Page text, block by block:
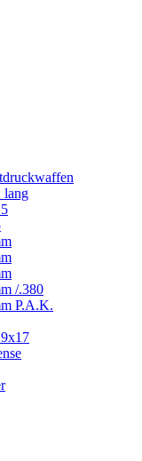
lang
/.380
P.A.K.